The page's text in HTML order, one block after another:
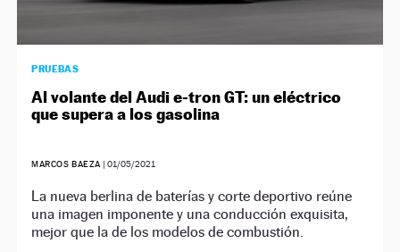
PRUEBAS
Al volante del Audi e-tron GT: un eléctrico
que supera a los gasolina
MARCOS BAEZA |01/05/2021
La nueva berlina de baterías y corte deportivo reúne
una imagen imponente y una conducción exquisita,
mejor que la de los modelos de combustión.